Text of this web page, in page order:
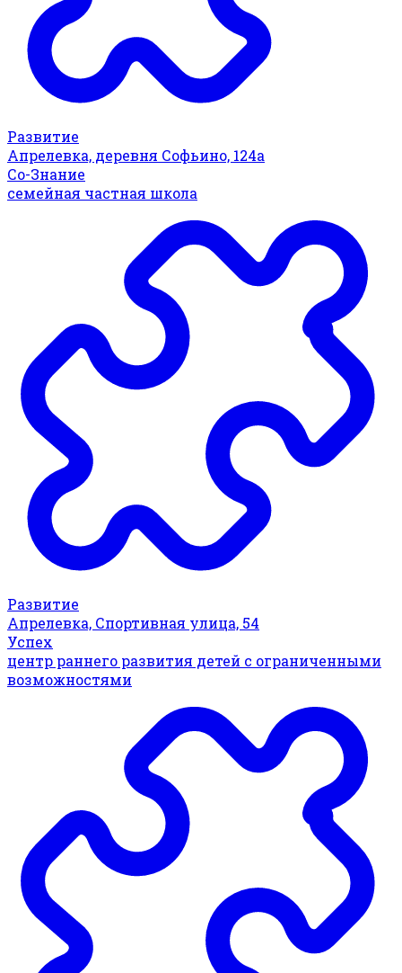
Развитие
Апрелевка, деревня Софьино, 124а
Со-Знание
семейная частная школа
Развитие
Апрелевка, Спортивная улица, 54
Успех
центр раннего развития детей с ограниченными
возможностями